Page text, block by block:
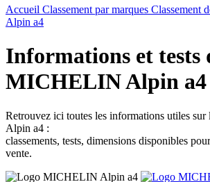
Accueil Classement par marques Classement
Alpin a4
Informations et tests
MICHELIN Alpin a4
Retrouvez ici toutes les informations utiles
Alpin a4 :
classements, tests, dimensions disponibles
vente.